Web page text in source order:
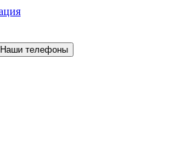
Наши телефоны